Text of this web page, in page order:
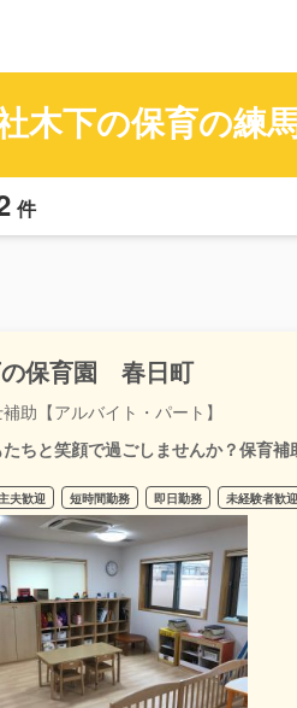
木下の保育の練
件
保育園 春日町
助【アルバイト・パート】
ちと笑顔で過ごしませんか？保育補
夫歓迎 短時間勤務 即日勤務 未経験者歓迎